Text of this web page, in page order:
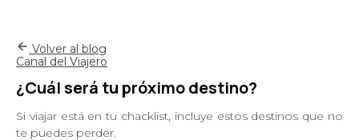
Volver al blog
Canal del Viajero
¿Cuál será tu próximo destino?
Si viajar está en tu chacklist, incluye estos destinos que no
te puedes perder.